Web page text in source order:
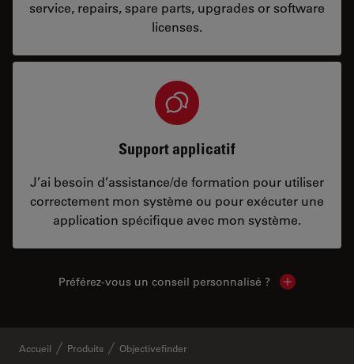
service, repairs, spare parts, upgrades or software
licenses.
Support applicatif
J’ai besoin d’assistance/de formation pour utiliser
correctement mon système ou pour exécuter une
application spécifique avec mon système.
Préférez-vous un conseil personnalisé ? Show local
Accueil Produits Objectivefinder